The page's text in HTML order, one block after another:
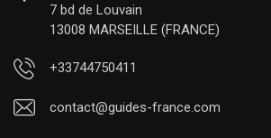
7 bd de Louvain
13008 MARSEILLE (FRANCE)
+33744750411
contact@guides-france.com